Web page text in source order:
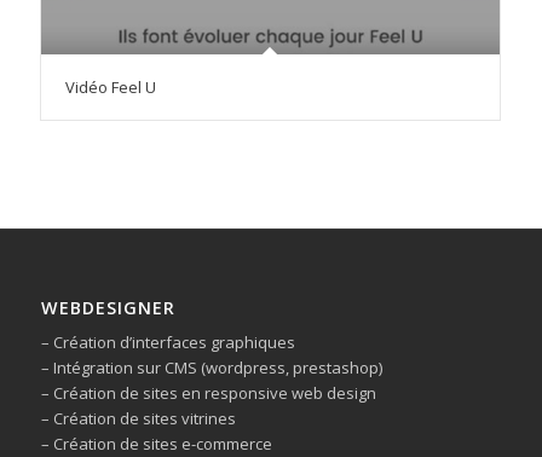
Vidéo Feel U
WEBDESIGNER
– Création d’interfaces graphiques
– Intégration sur CMS (wordpress, prestashop)
– Création de sites en responsive web design
– Création de sites vitrines
– Création de sites e-commerce